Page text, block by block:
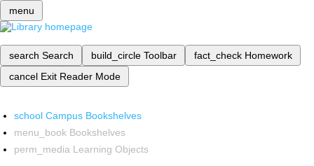
menu
search Search build_circle Toolbar fact_check Homework
cancel Exit Reader Mode
school Campus Bookshelves
menu_book Bookshelves
perm_media Learning Objects